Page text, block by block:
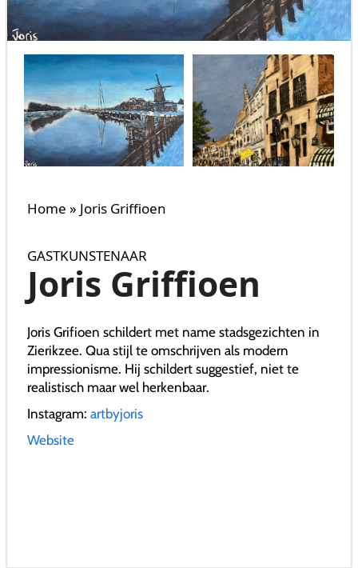
Home » Joris Griffioen
GASTKUNSTENAAR
Joris Griffioen
Joris Grifioen schildert met name stadsgezichten in
Zierikzee. Qua stijl te omschrijven als modern
impressionisme. Hij schildert suggestief, niet te
realistisch maar wel herkenbaar.
Instagram:artbyjoris
Website